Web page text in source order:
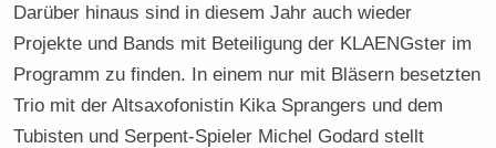
Darüber hinaus sind in diesem Jahr auch wieder
Projekte und Bands mit Beteiligung der KLAENGster im
Programm zu finden. In einem nur mit Bläsern besetzten
Trio mit der Altsaxofonistin Kika Sprangers und dem
Tubisten und Serpent-Spieler Michel Godard stellt